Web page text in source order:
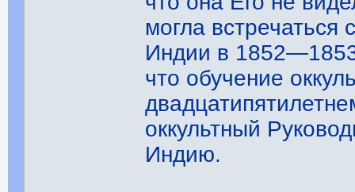
могла
Индии в
что обучение
оккультный
Индию.